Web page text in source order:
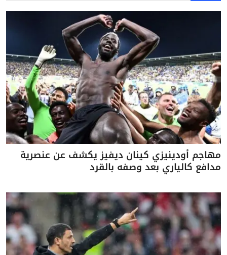
مهاجم أودينيزي كينان ديفيز يكشف عن عنصرية
مدافع كالياري بعد وصفه بالقرد